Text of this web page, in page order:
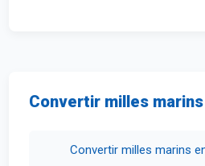
Convertir milles
Convertir milles marins